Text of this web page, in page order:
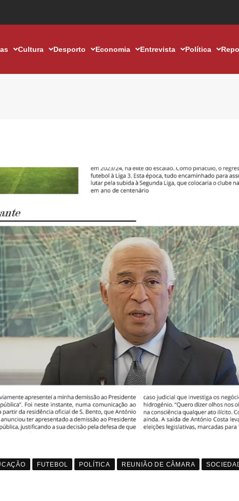
Cultura Desporto Economia Entrevista Política
FUTEBOL POLÍTICA REUNIÃO DE CÂMARA